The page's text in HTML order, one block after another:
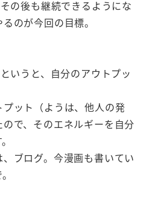
の後も継続できるようにな
のが今回の目標。
いうと、自分のアウトプッ
ット（ようは、他人の発
で、そのエネルギーを自分
ブログ。今漫画も書いてい